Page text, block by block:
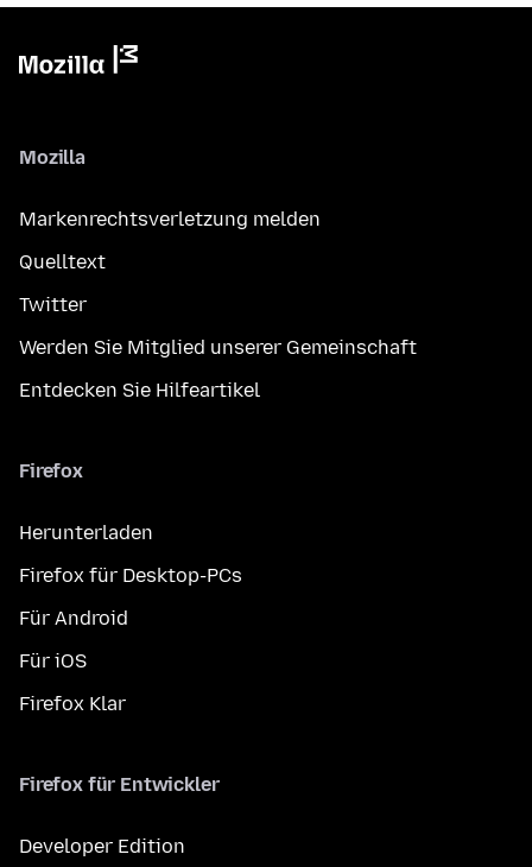
Mozilla
Markenrechtsverletzung melden
Quelltext
Twitter
Werden Sie Mitglied unserer Gemeinschaft
Entdecken Sie Hilfeartikel
Firefox
Herunterladen
Firefox für Desktop-PCs
Für Android
Für iOS
Firefox Klar
Firefox für Entwickler
Developer Edition